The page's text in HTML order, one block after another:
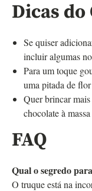
Dicas do
Se quiser
incluir algumas
Para um toque
uma pitada de
Quer brincar
chocolate à
FAQ
Qual o segredo
O truque está na